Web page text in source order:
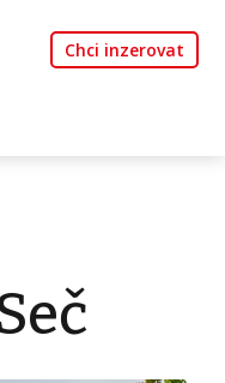
Chci inzerovat